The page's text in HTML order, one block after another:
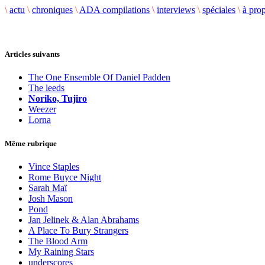
\ actu \ chroniques \ ADA compilations \ interviews \ spéciales \ à
Articles suivants
The One Ensemble Of Daniel Padden
The leeds
Noriko, Tujiro
Weezer
Lorna
Même rubrique
Vince Staples
Rome Buyce Night
Sarah Maï
Josh Mason
Pond
Jan Jelinek & Alan Abrahams
A Place To Bury Strangers
The Blood Arm
My Raining Stars
underscores